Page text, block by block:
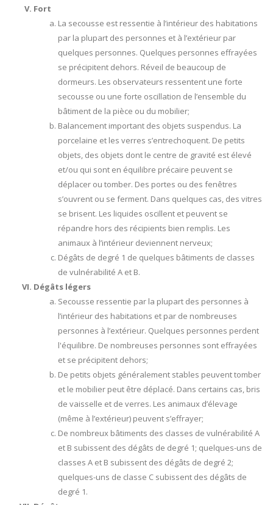
Fort
La secousse est ressentie à l’intérieur des habitations
par la plupart des personnes et à l’extérieur par
quelques personnes. Quelques personnes effrayées
se précipitent dehors. Réveil de beaucoup de
dormeurs. Les observateurs ressentent une forte
secousse ou une forte oscillation de l’ensemble du
bâtiment de la pièce ou du mobilier;
Balancement important des objets suspendus. La
porcelaine et les verres s’entrechoquent. De petits
objets, des objets dont le centre de gravité est élevé
et/ou qui sont en équilibre précaire peuvent se
déplacer ou tomber. Des portes ou des fenêtres
s’ouvrent ou se ferment. Dans quelques cas, des vitres
se brisent. Les liquides oscillent et peuvent se
répandre hors des récipients bien remplis. Les
animaux à l’intérieur deviennent nerveux;
Dégâts de degré 1 de quelques bâtiments de classes
de vulnérabilité A et B.
Dégâts légers
Secousse ressentie par la plupart des personnes à
l’intérieur des habitations et par de nombreuses
personnes à l’extérieur. Quelques personnes perdent
l'équilibre. De nombreuses personnes sont effrayées
et se précipitent dehors;
De petits objets généralement stables peuvent tomber
et le mobilier peut être déplacé. Dans certains cas, bris
de vaisselle et de verres. Les animaux d’élevage
(même à l’extérieur) peuvent s’effrayer;
De nombreux bâtiments des classes de vulnérabilité A
et B subissent des dégâts de degré 1; quelques-uns de
classes A et B subissent des dégâts de degré 2;
quelques-uns de classe C subissent des dégâts de
degré 1.